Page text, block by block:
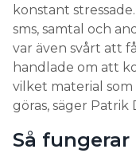
konstant
sms, samtal och
var även svårt att
handlade om att
vilket material
göras, säger Patrik
Så fungerar